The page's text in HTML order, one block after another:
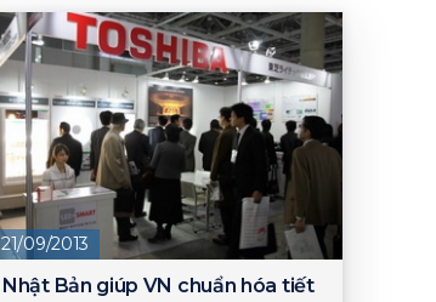
21/09/2013
Nhật Bản giúp VN chuẩn hóa tiết